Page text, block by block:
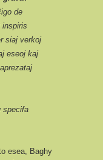
de
inspiris
siaj verkoj
eseoj kaj
specifa
esea, Baghy